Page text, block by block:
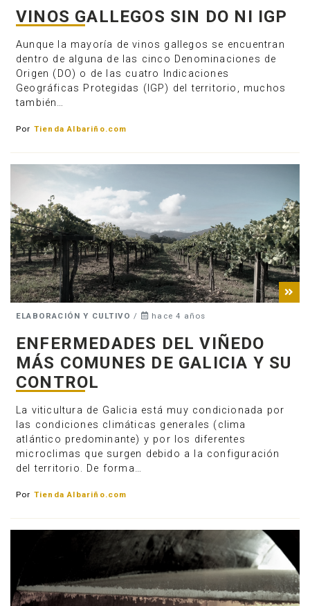
VINOS GALLEGOS SIN DO NI IGP
Aunque la mayoría de vinos gallegos se encuentran
dentro de alguna de las cinco Denominaciones de
Origen (DO) o de las cuatro Indicaciones
Geográficas Protegidas (IGP) del territorio, muchos
también…
Por Tienda Albariño.com
ELABORACIÓN Y CULTIVO / hace 4 años
ENFERMEDADES DEL VIÑEDO
MÁS COMUNES DE GALICIA Y SU
CONTROL
La viticultura de Galicia está muy condicionada por
las condiciones climáticas generales (clima
atlántico predominante) y por los diferentes
microclimas que surgen debido a la configuración
del territorio. De forma…
Por Tienda Albariño.com